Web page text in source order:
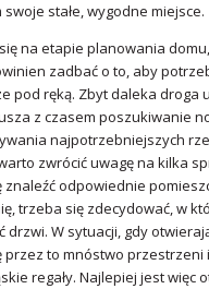
stałe, wygodne miejsce.
na etapie planowania
zadbać o to, aby
pod ręką. Zbyt daleka droga
z czasem poszukiwanie
najpotrzebniejszych
zwrócić uwagę na kilka
znaleźć odpowiednie
trzeba się zdecydować, w
drzwi. W sytuacji, gdy
przez to mnóstwo przestrzeni
regały. Najlepiej jest więc